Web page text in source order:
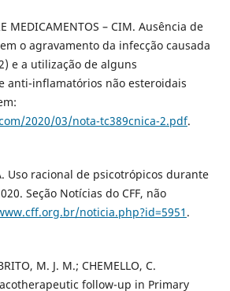
MEDICAMENTOS – CIM. Ausência de
o agravamento da infecção causada
e a utilização de alguns
anti-inflamatórios não esteroidais
2020/03/nota-tc389cnica-2.pdf.
Uso racional de psicotrópicos durante
Seção Notícias do CFF, não
noticia.php?id=5951 .
M. J. M.; CHEMELLO, C.
follow-up in Primary